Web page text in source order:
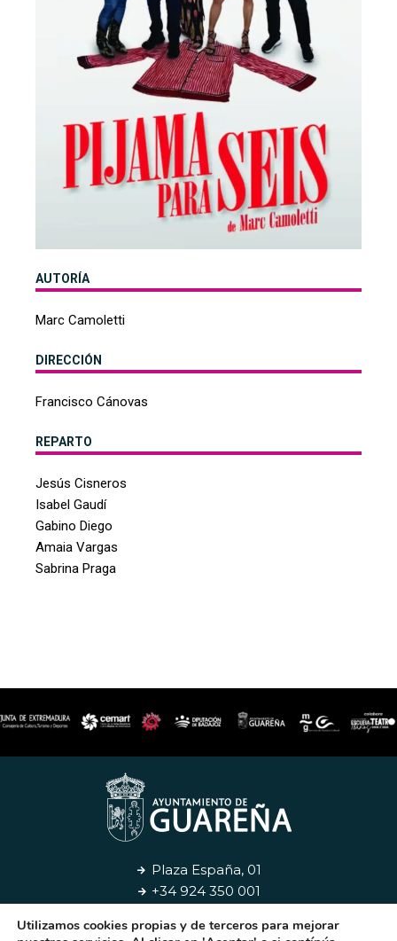
AUTORÍA
Marc Camoletti
DIRECCIÓN
Francisco Cánovas
REPARTO
Jesús Cisneros
Isabel Gaudí
Gabino Diego
Amaia Vargas
Sabrina Praga
Plaza España, 01
+34 924 350 001
Aviso Legal Privacidad Cookies Contacto
Utilizamos cookies propias y de terceros para mejorar